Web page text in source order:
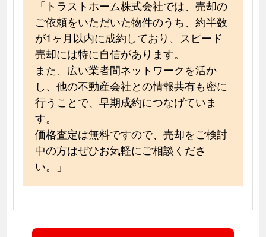
「トラストホーム株式会社では、売却の
ご依頼をいただいた物件のうち、約半数
が1ヶ月以内に成約しており、スピード
売却には特に自信があります。
また、広い業者間ネットワークを活か
し、他の不動産会社との情報共有も密に
行うことで、早期成約につなげていま
す。
価格査定は無料ですので、売却をご検討
中の方はぜひお気軽にご相談くださ
い。」